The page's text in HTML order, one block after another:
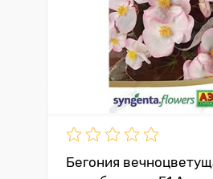
Бегония